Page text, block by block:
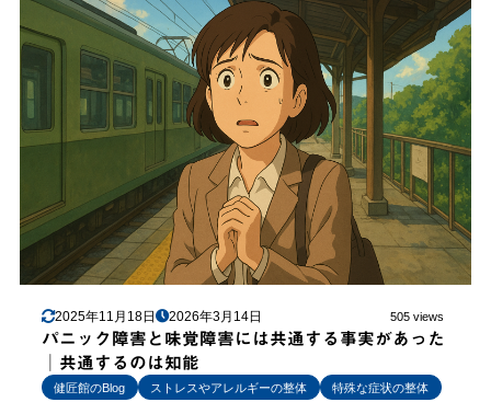
2025年11月18日 2026年3月14日 505 views
パニック障害と味覚障害には共通する事実があった
│共通するのは知能
健匠館のBlog ストレスやアレルギーの整体
特殊な症状の整体